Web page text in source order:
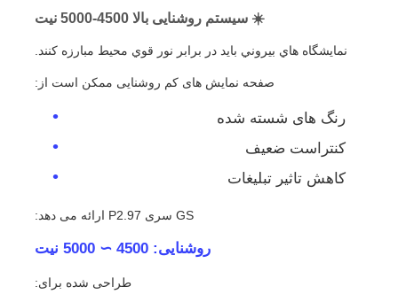
☀️ سیستم روشنایی بالا 4500-5000 نیت
نمايشگاه هاي بيروني بايد در برابر نور قوي محيط مبارزه کنند.
صفحه نمایش های کم روشنایی ممکن است از:
رنگ های شسته شده
کنتراست ضعیف
کاهش تاثیر تبلیغات
GS سری P2.97 ارائه می دهد:
روشنایی: 4500 ∼ 5000 نیت
طراحی شده برای: